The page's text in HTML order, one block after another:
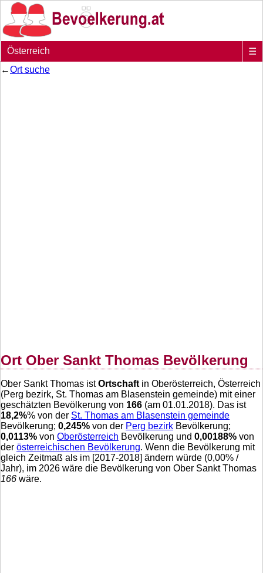
Österreich
☰
←Ort suche
Ort Ober Sankt Thomas Bevölkerung
Ober Sankt Thomas istOrtschaft in Oberösterreich, Österreich
(Perg bezirk, St. Thomas am Blasenstein gemeinde) mit einer
geschätzten Bevölkerung von 166 (am 01.01.2018). Das ist
18,2%% von der St. Thomas am Blasenstein gemeinde
Bevölkerung; 0,245% von der Perg bezirk Bevölkerung;
0,0113% von Oberösterreich Bevölkerung und 0,00188% von
der österreichischen Bevölkerung. Wenn die Bevölkerung mit
gleich Zeitmaß als im [2017-2018] ändern würde (0,00% /
Jahr), im 2026 wäre die Bevölkerung von Ober Sankt Thomas
166 wäre.